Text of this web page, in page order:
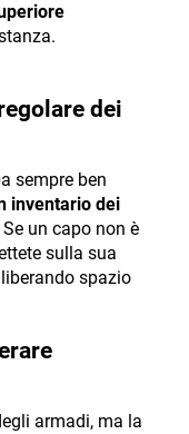
dei
sempre ben
inventario dei
Se un capo non è
sulla sua
liberando spazio
armadi, ma la